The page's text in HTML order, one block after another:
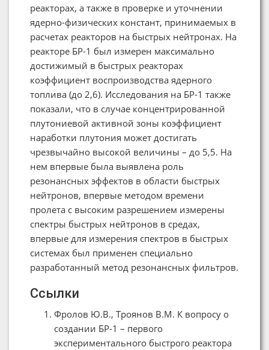
реакторах, а также в проверке и уточнении
ядерно-физических констант, принимаемых в
расчетах реакторов на быстрых нейтронах. На
реакторе БР-1 был измерен максимально
достижимый в быстрых реакторах
коэффициент воспроизводства ядерного
топлива (до 2,6). Исследования на БР-1 также
показали, что в случае концентрированной
плутониевой активной зоны коэффициент
наработки плутония может достигать
чрезвычайно высокой величины – до 5,5. На
нем впервые была выявлена роль
резонансных эффектов в области быстрых
нейтронов, впервые методом времени
пролета с высоким разрешением измерены
спектры быстрых нейтронов в средах,
впервые для измерения спектров в быстрых
системах был применен специально
разработанный метод резонансных фильтров.
Ссылки
Фролов Ю.В., Троянов В.М. К вопросу о
создании БР-1 – первого
экспериментального быстрого реактора